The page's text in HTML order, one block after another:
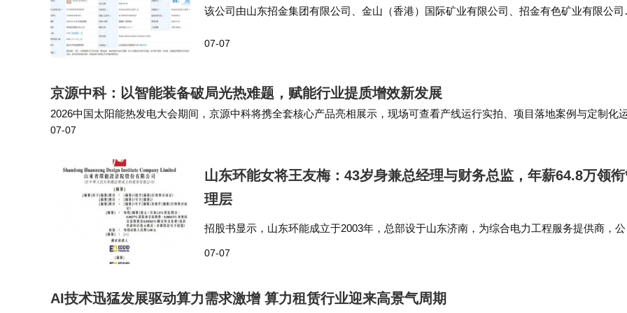
该公司由山东招金集团有限公司、金山（香港）国际矿业有限公司、招金有色矿业有限公司
变更，姜桂鹏卸任法定代表人…
07-07
京源中科：以智能装备破局光热难题，赋能行业提质增效新发展
2026中国太阳能热发电大会期间，京源中科将携全套核心产品亮相展示，现场可查看产线运行实拍、项目落地案例与定制化
方案。诚邀光热电站业主、工程总包、行业同仁莅临展位深度交流，共话定日镜智能制造、镜场智能运…
07-07
山东环能女将王友梅：43岁身兼总经理与财务总监，年薪64.8万领
理层
招股书显示，山东环能成立于2003年，总部设于山东济南，为综合电力工程服务提供商，公
07-07
AI技术迅猛发展驱动算力需求激增 算力租赁行业迎来高景气周期